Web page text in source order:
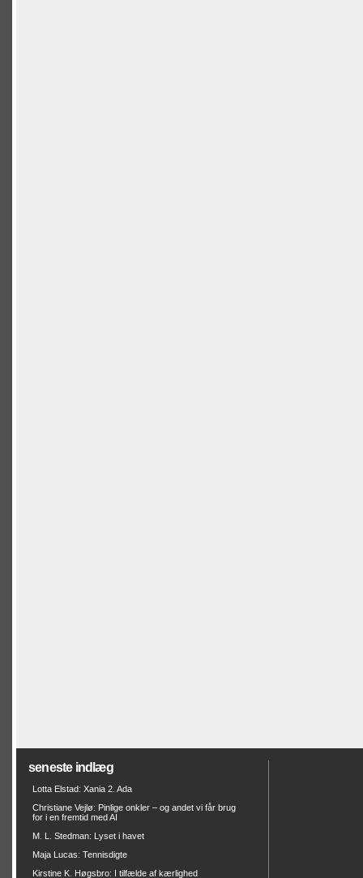
seneste indlæg
Lotta Elstad: Xania 2. Ada
Christiane Vejlø: Pinlige onkler – og andet vi får brug
for i en fremtid med AI
M. L. Stedman: Lyset i havet
Maja Lucas: Tennisdigte
Kirstine K. Høgsbro: I tilfælde af kærlighed